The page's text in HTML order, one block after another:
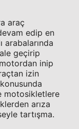
araç
edip en
arabalarında
geçirip
inip
izin
motosikletlere
arıza
tartışma.